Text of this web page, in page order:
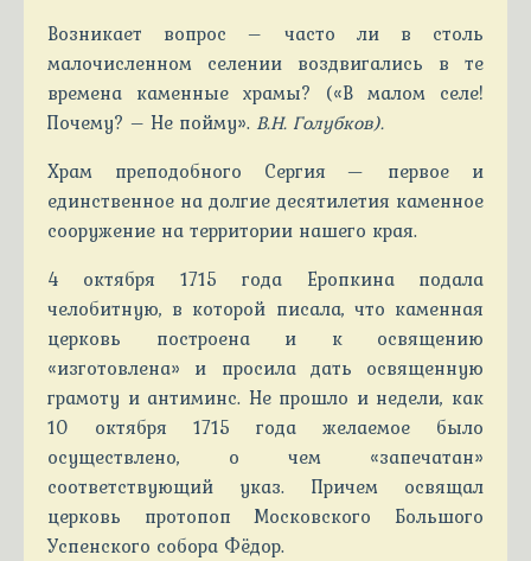
Возникает вопрос – часто ли в столь
малочисленном селении воздвигались в те
времена каменные храмы? («В малом селе!
Почему? – Не пойму». В.Н. Голубков).
Храм преподобного Сергия — первое и
единственное на долгие десятилетия каменное
сооружение на территории нашего края.
4 октября 1715 года Еропкина подала
челобитную, в которой писала, что каменная
церковь построена и к освящению
«изготовлена» и просила дать освященную
грамоту и антиминс. Не прошло и недели, как
10 октября 1715 года желаемое было
осуществлено, о чем «запечатан»
соответствующий указ. Причем освящал
церковь протопоп Московского Большого
Успенского собора Фёдор.